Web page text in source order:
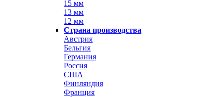
15 мм
13 мм
12 мм
Страна производства
Австрия
Бельгия
Германия
Россия
США
Финляндия
Франция